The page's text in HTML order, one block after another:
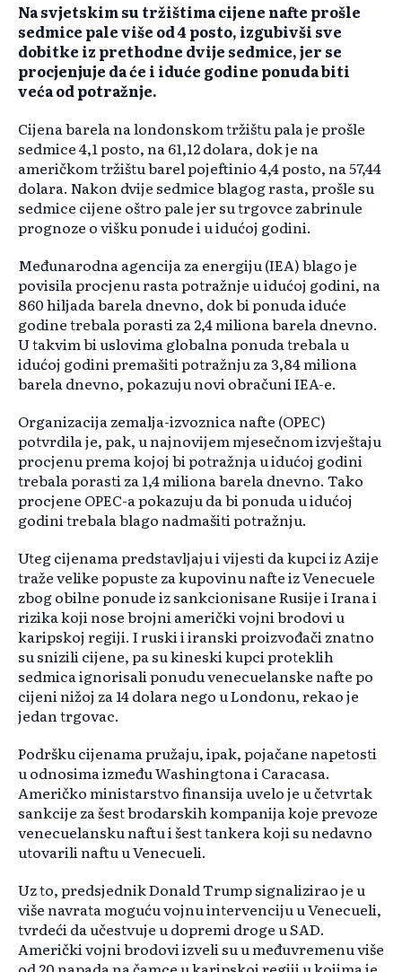
Na svjetskim su tržištima cijene nafte prošle
sedmice pale više od 4 posto, izgubivši sve
dobitke iz prethodne dvije sedmice, jer se
procjenjuje da će i iduće godine ponuda biti
veća od potražnje.
Cijena barela na londonskom tržištu pala je prošle
sedmice 4,1 posto, na 61,12 dolara, dok je na
američkom tržištu barel pojeftinio 4,4 posto, na 57,44
dolara. Nakon dvije sedmice blagog rasta, prošle su
sedmice cijene oštro pale jer su trgovce zabrinule
prognoze o višku ponude i u idućoj godini.
Međunarodna agencija za energiju (IEA) blago je
povisila procjenu rasta potražnje u idućoj godini, na
860 hiljada barela dnevno, dok bi ponuda iduće
godine trebala porasti za 2,4 miliona barela dnevno.
U takvim bi uslovima globalna ponuda trebala u
idućoj godini premašiti potražnju za 3,84 miliona
barela dnevno, pokazuju novi obračuni IEA-e.
Organizacija zemalja-izvoznica nafte (OPEC)
potvrdila je, pak, u najnovijem mjesečnom izvještaju
procjenu prema kojoj bi potražnja u idućoj godini
trebala porasti za 1,4 miliona barela dnevno. Tako
procjene OPEC-a pokazuju da bi ponuda u idućoj
godini trebala blago nadmašiti potražnju.
Uteg cijenama predstavljaju i vijesti da kupci iz Azije
traže velike popuste za kupovinu nafte iz Venecuele
zbog obilne ponude iz sankcionisane Rusije i Irana i
rizika koji nose brojni američki vojni brodovi u
karipskoj regiji. I ruski i iranski proizvođači znatno
su snizili cijene, pa su kineski kupci proteklih
sedmica ignorisali ponudu venecuelanske nafte po
cijeni nižoj za 14 dolara nego u Londonu, rekao je
jedan trgovac.
Podršku cijenama pružaju, ipak, pojačane napetosti
u odnosima između Washingtona i Caracasa.
Američko ministarstvo finansija uvelo je u četvrtak
sankcije za šest brodarskih kompanija koje prevoze
venecuelansku naftu i šest tankera koji su nedavno
utovarili naftu u Venecueli.
Uz to, predsjednik Donald Trump signalizirao je u
više navrata moguću vojnu intervenciju u Venecueli,
tvrdeći da učestvuje u dopremi droge u SAD.
Američki vojni brodovi izveli su u međuvremenu više